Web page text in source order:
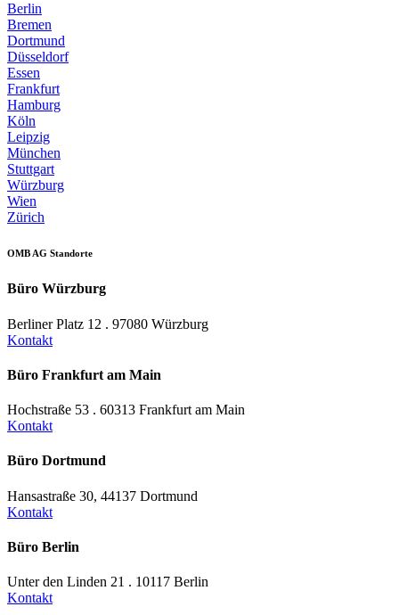
Berlin
Bremen
Dortmund
Düsseldorf
Essen
Frankfurt
Hamburg
Köln
Leipzig
München
Stuttgart
Würzburg
Wien
Zürich
OMB AG Standorte
Büro Würzburg
Berliner Platz 12 . 97080 Würzburg
Kontakt
Büro Frankfurt am Main
Hochstraße 53 . 60313 Frankfurt am Main
Kontakt
Büro Dortmund
Hansastraße 30, 44137 Dortmund
Kontakt
Büro Berlin
Unter den Linden 21 . 10117 Berlin
Kontakt